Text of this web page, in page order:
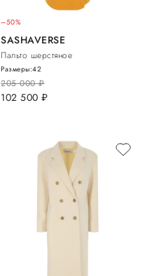
–50%
SASHAVERSE
Пальто шерстяное
205 000руб.
102 500 руб.
Размеры:42